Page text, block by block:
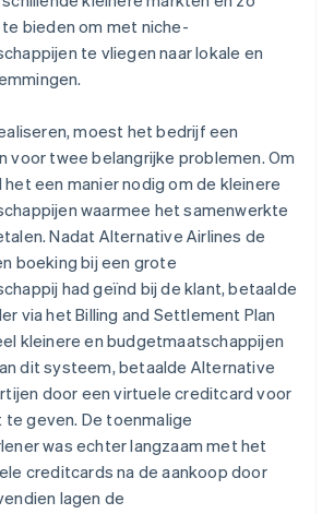
bieden om met niche-
te vliegen naar lokale en
moest het bedrijf een
voor twee belangrijke problemen. Om
een manier nodig om de kleinere
waarmee het samenwerkte
Nadat Alternative Airlines de
boeking bij een grote
had geïnd bij de klant, betaalde
via het Billing and Settlement Plan
kleinere en budgetmaatschappijen
dit systeem, betaalde Alternative
door een virtuele creditcard voor
geven. De toenmalige
was echter langzaam met het
creditcards na de aankoop door
lagen de